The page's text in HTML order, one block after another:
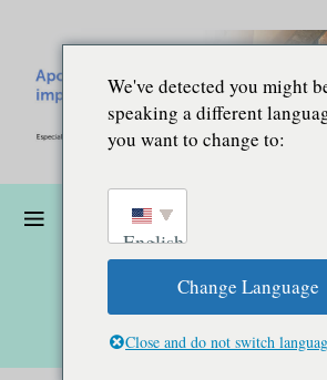
We've detected you might
speaking a different
you want to change to:
English
Change Language
Close and do not switch